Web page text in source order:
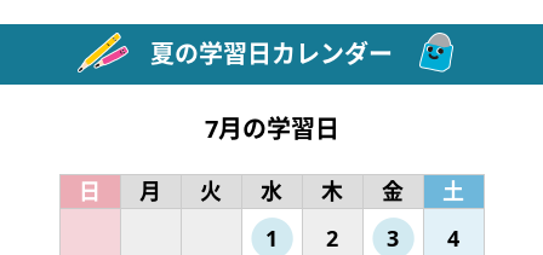
夏の学習日カレンダー
7月の学習日
日 月 火 水 木 金
土
1
2 3 4